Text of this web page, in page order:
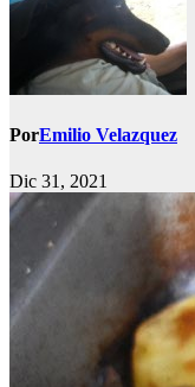
PorEmilio Velazquez
Dic 31, 2021